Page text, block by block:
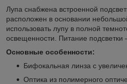
Лупа снабжена встроенной
расположен в основании
использовать лупу в полной
освещенности. Питание подсветки
Основные особенности:
Бифокальная линза с
Оптика из полимерного